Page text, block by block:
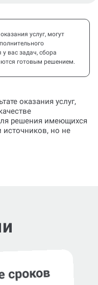
услуг, могут
вас задач, сбора
готовым решением.
оказания услуг,
решения имеющихся
источников, но не
сроков